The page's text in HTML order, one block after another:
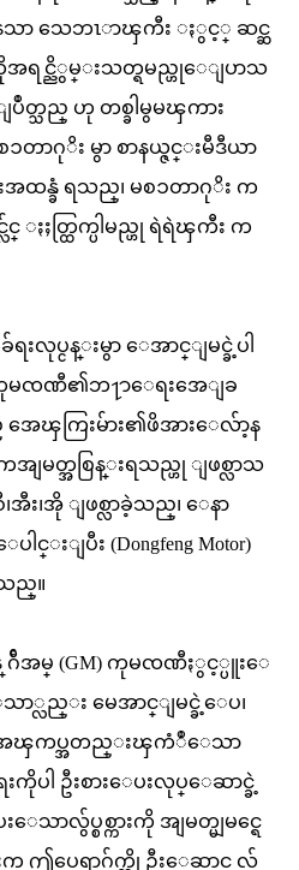
ာ သေဘၤာၾကီး ႏွင့္ ဆင္ဆ
အရင္ညိွမ္းသတ္ရမည္ဟုေျပာသ
ပဳတ္သည္ ဟု တစ္ခါမွမၾကား
တာဂုိး မွာ စာနယ္ဇင္းမီဒီယာ
အထန္ခံ ရသည္၊ မစၥတာဂုိး က
ႏႈတ္ထြက္ပါမည္ဟု ရဲရဲၾကီး က
ပ္ငန္းမွာ ေအာင္ျမင္ခဲ့ပါ
မၸဏီ၏ဘ႑ာေရးအေျခ
အေၾကြးမ်ား၏ဖိအားေလ်ာ့န
မတ္အစြန္းရသည္ဟု ျဖစ္လာသ
း၊အို ျဖစ္လာခဲ့သည္၊ ေနာ
းျပီး (Dongfeng Motor)
ည္။
န္ ဂ်ီအမ္ (GM) ကုမၸဏီႏွင့္ပူးေ
ာ္လည္း မေအာင္ျမင္ခဲ့ေပ၊
းအၾကပ္အတည္းၾကံဳေသာ
ပါ ဦးစားေပးလုပ္ေဆာင္ခဲ့
လွ်ပ္စစ္ကားကို အျမတ္မျမင္ရေ
ဤပေရာဂ်က္ကို ဦးေဆာင္ လ်